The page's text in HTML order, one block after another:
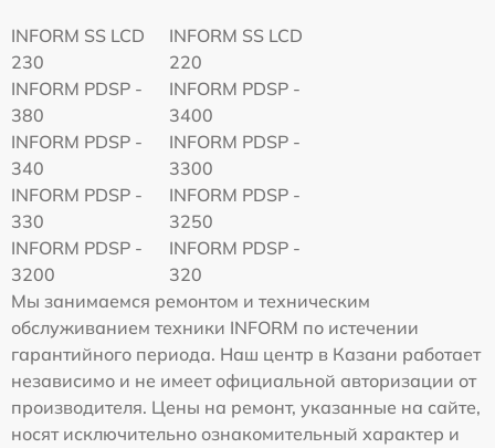
INFORM SS LCD
230
INFORM SS LCD
220
INFORM PDSP -
380
INFORM PDSP -
3400
INFORM PDSP -
340
INFORM PDSP -
3300
INFORM PDSP -
330
INFORM PDSP -
3250
INFORM PDSP -
3200
INFORM PDSP -
320
Мы занимаемся ремонтом и техническим
обслуживанием техники INFORM по истечении
гарантийного периода. Наш центр в Казани работает
независимо и не имеет официальной авторизации от
производителя. Цены на ремонт, указанные на сайте,
носят исключительно ознакомительный характер и